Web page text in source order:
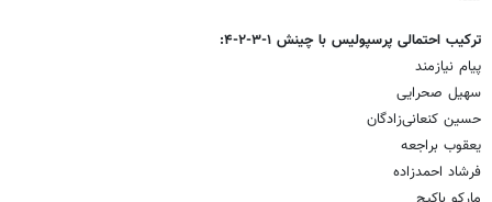
ترکیب احتمالی پرسپولیس با چینش ۱-۳-۲-۴:
پیام نیازمند
سهیل صحرایی
حسین کنعانی‌زادگان
یعقوب براجعه
فرشاد احمدزاده